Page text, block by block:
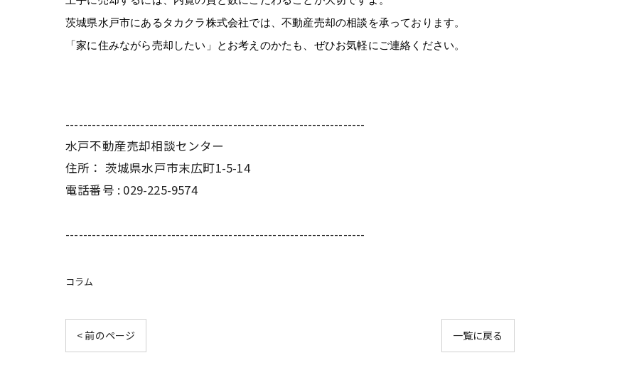
茨城県水戸市にあるタカクラ株式会社では、不動産売却の相談を承っております。
「家に住みながら売却したい」とお考えのかたも、ぜひお気軽にご連絡ください。
--------------------------------------------------------------------
水戸不動産売却相談センター
住所： 茨城県水戸市末広町1-5-14
電話番号 : 029-225-9574
--------------------------------------------------------------------
コラム
< 前のページ 一覧に戻る